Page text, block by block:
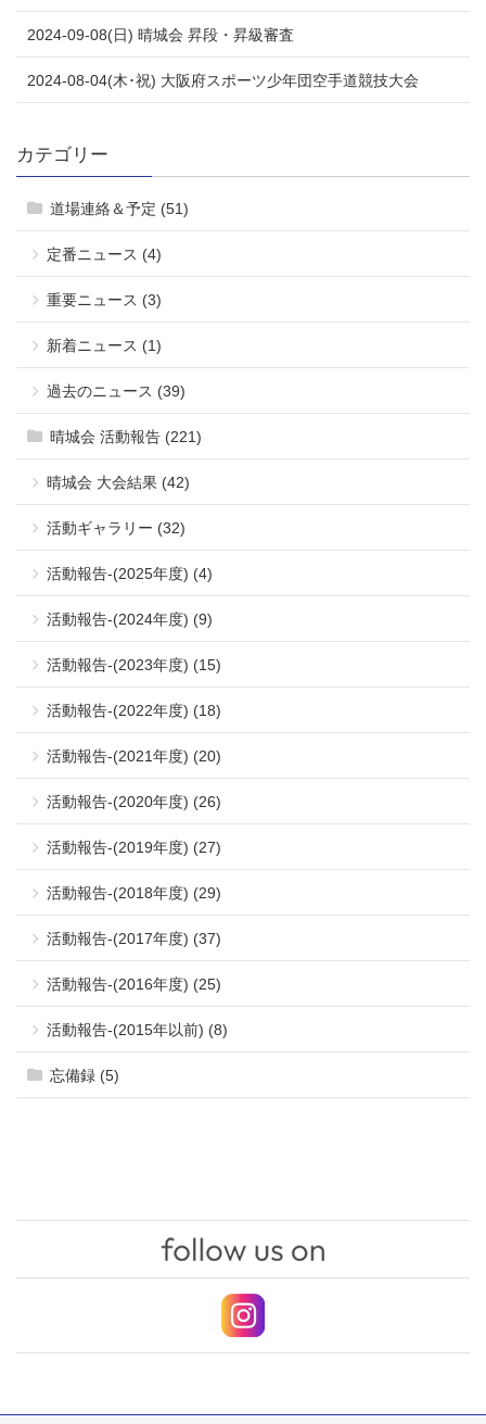
2024-09-08(日) 晴城会 昇段・昇級審査
2024-08-04(木･祝) 大阪府スポーツ少年団空手道競技大会
カテゴリー
道場連絡＆予定 (51)
定番ニュース (4)
重要ニュース (3)
新着ニュース (1)
過去のニュース (39)
晴城会 活動報告 (221)
晴城会 大会結果 (42)
活動ギャラリー (32)
活動報告-(2025年度) (4)
活動報告-(2024年度) (9)
活動報告-(2023年度) (15)
活動報告-(2022年度) (18)
活動報告-(2021年度) (20)
活動報告-(2020年度) (26)
活動報告-(2019年度) (27)
活動報告-(2018年度) (29)
活動報告-(2017年度) (37)
活動報告-(2016年度) (25)
活動報告-(2015年以前) (8)
忘備録 (5)